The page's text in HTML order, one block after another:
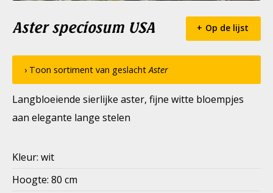
Aster speciosum USA Op de lijst
› Toon sortiment van geslachtAster
Langbloeiende sierlijke aster, fijne witte bloempjes
aan elegante lange stelen
Kleur: wit
Hoogte: 80 cm